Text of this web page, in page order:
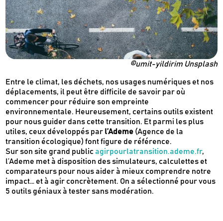
©umit-yildirim Unsplash
Entre le climat, les déchets, nos usages numériques et nos
déplacements, il peut être difficile de savoir par où
commencer pour réduire son empreinte
environnementale. Heureusement, certains outils existent
pour nous guider dans cette transition. Et parmi les plus
utiles, ceux développés par l’Ademe (Agence de la
transition écologique) font figure de référence.
Sur son site grand public agirpourlatransition.ademe.fr,
l’Ademe met à disposition des simulateurs, calculettes et
comparateurs pour nous aider à mieux comprendre notre
impact… et à agir concrètement. On a sélectionné pour vous
5 outils géniaux à tester sans modération.